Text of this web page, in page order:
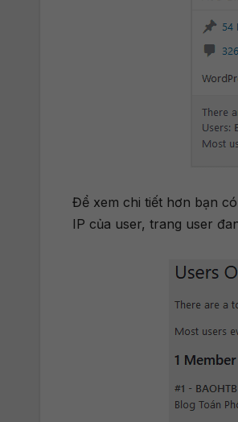
Để xem chi tiết hơn bạn
IP của user, trang user